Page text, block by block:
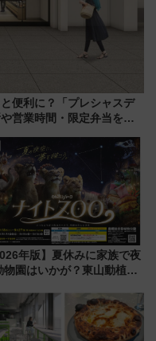
便利に？「プレシャスデ
営業時間・限定弁当を紹
年版】夏休みに家族で夜
物園はいかが？東山動植物
」開催情報